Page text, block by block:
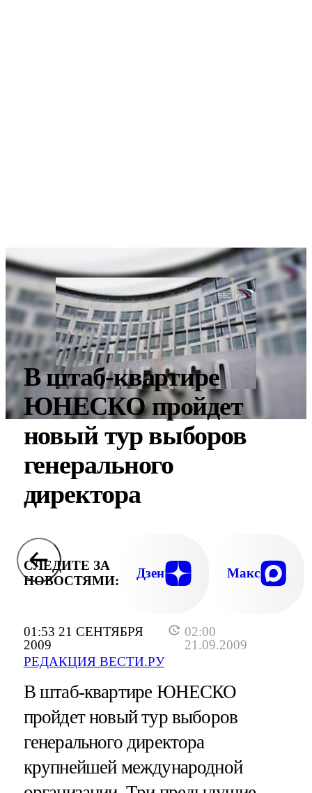
01:53 21 СЕНТЯБРЯ
2009
02:00
21.09.2009
РЕДАКЦИЯ ВЕСТИ.РУ
В штаб-квартире
ЮНЕСКО пройдет
новый тур выборов
генерального
директора
СЛЕДИТЕ ЗА
НОВОСТЯМИ:
Дзен Макс
В штаб-квартире ЮНЕСКО
пройдет новый тур выборов
генерального директора
крупнейшей международной